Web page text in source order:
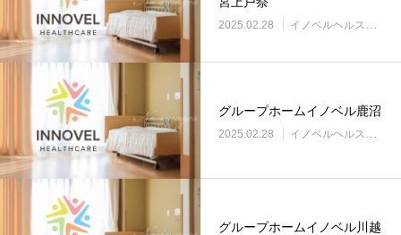
2025.02.28 イノベルヘルスケア事業所
グループホームイノベル鹿沼
2025.02.28 イノベルヘルスケア事業所
グループホームイノベル川越